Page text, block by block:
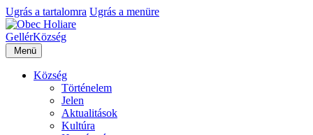
Ugrás a tartalomra Ugrás a menüre
GellérKözség
Menü
Község
Történelem
Jelen
Aktualitások
Kultúra